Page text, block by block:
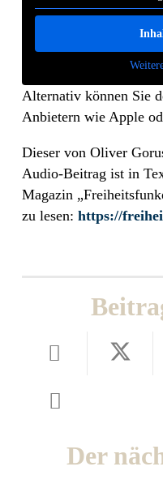
Alternativ können Sie
Anbietern wie Apple
Dieser von Oliver
Audio-Beitrag ist in
Magazin
zu lesen: https://
Der